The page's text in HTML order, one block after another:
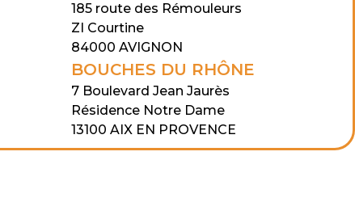
185 route des Rémouleurs
ZI Courtine
84000 AVIGNON
BOUCHES DU RHÔNE
7 Boulevard Jean Jaurès
Résidence Notre Dame
13100 AIX EN PROVENCE